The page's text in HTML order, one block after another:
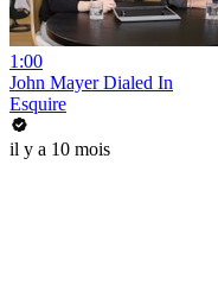
1:00
John Mayer Dialed In
Esquire
il y a 10 mois